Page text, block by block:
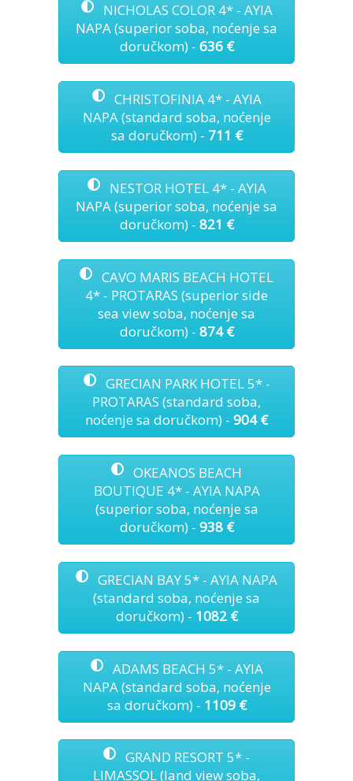
NICHOLAS COLOR 4* - AYIA
NAPA (superior soba, noćenje sa
doručkom) - 636 €
CHRISTOFINIA 4* - AYIA
NAPA (standard soba, noćenje
sa doručkom) - 711 €
NESTOR HOTEL 4* - AYIA
NAPA (superior soba, noćenje sa
doručkom) - 821 €
CAVO MARIS BEACH HOTEL
4* - PROTARAS (superior side
sea view soba, noćenje sa
doručkom) - 874 €
GRECIAN PARK HOTEL 5* -
PROTARAS (standard soba,
noćenje sa doručkom) - 904 €
OKEANOS BEACH
BOUTIQUE 4* - AYIA NAPA
(superior soba, noćenje sa
doručkom) - 938 €
GRECIAN BAY 5* - AYIA NAPA
(standard soba, noćenje sa
doručkom) - 1082 €
ADAMS BEACH 5* - AYIA
NAPA (standard soba, noćenje
sa doručkom) - 1109 €
GRAND RESORT 5* -
LIMASSOL (land view soba,